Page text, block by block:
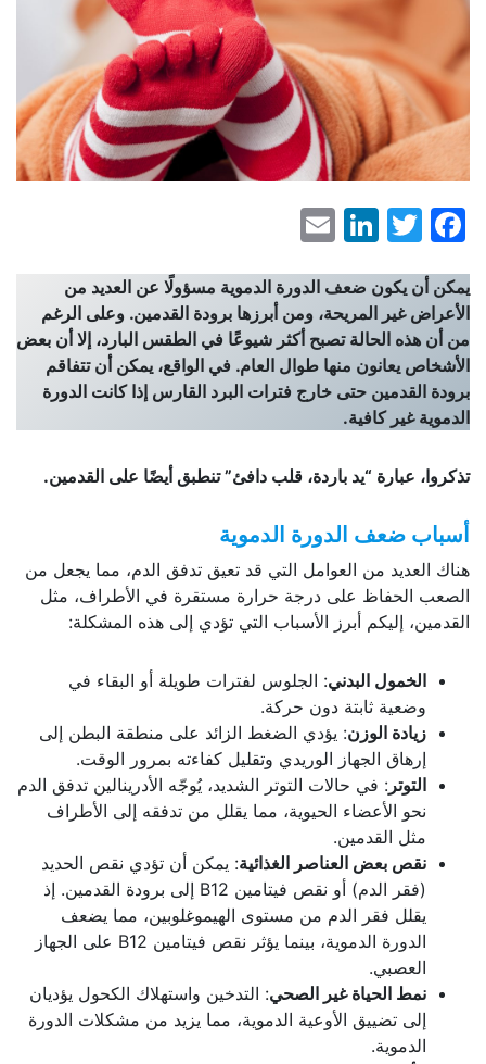
Facebook
Twitter
LinkedIn
يمكن أن يكون ضعف الدورة الدموية مسؤولًا عن العديد من
الأعراض غير المريحة، ومن أبرزها برودة القدمين. وعلى الرغم
من أن هذه الحالة تصبح أكثر شيوعًا في الطقس البارد، إلا أن بعض
الأشخاص يعانون منها طوال العام. في الواقع، يمكن أن تتفاقم
برودة القدمين حتى خارج فترات البرد القارس إذا كانت الدورة
الدموية غير كافية.
تذكروا، عبارة “يد باردة، قلب دافئ” تنطبق أيضًا على القدمين.
أسباب ضعف الدورة الدموية
هناك العديد من العوامل التي قد تعيق تدفق الدم، مما يجعل من
الصعب الحفاظ على درجة حرارة مستقرة في الأطراف، مثل
القدمين، إليكم أبرز الأسباب التي تؤدي إلى هذه المشكلة:
الخمول البدني: الجلوس لفترات طويلة أو البقاء في
وضعية ثابتة دون حركة.
زيادة الوزن: يؤدي الضغط الزائد على منطقة البطن إلى
إرهاق الجهاز الوريدي وتقليل كفاءته بمرور الوقت.
التوتر : في حالات التوتر الشديد، يُوجّه الأدرينالين تدفق الدم
نحو الأعضاء الحيوية، مما يقلل من تدفقه إلى الأطراف
مثل القدمين.
نقص بعض العناصر الغذائية: يمكن أن تؤدي نقص الحديد
(فقر الدم) أو نقص فيتامين B12 إلى برودة القدمين. إذ
يقلل فقر الدم من مستوى الهيموغلوبين، مما يضعف
الدورة الدموية، بينما يؤثر نقص فيتامين B12 على الجهاز
العصبي.
نمط الحياة غير الصحي: التدخين واستهلاك الكحول يؤديان
إلى تضييق الأوعية الدموية، مما يزيد من مشكلات الدورة
الدموية.